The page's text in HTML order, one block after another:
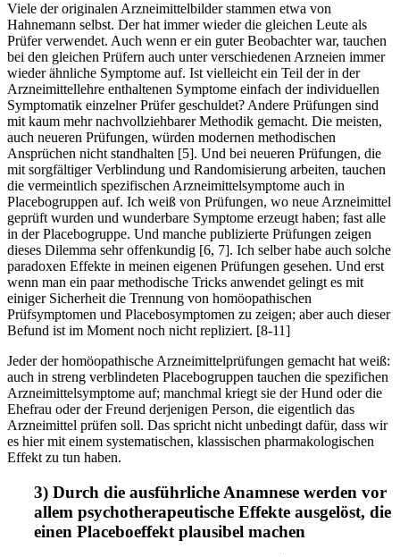
Viele der originalen Arzneimittelbilder stammen etwa von
Hahnemann selbst. Der hat immer wieder die gleichen Leute als
Prüfer verwendet. Auch wenn er ein guter Beobachter war, tauchen
bei den gleichen Prüfern auch unter verschiedenen Arzneien immer
wieder ähnliche Symptome auf. Ist vielleicht ein Teil der in der
Arzneimittellehre enthaltenen Symptome einfach der individuellen
Symptomatik einzelner Prüfer geschuldet? Andere Prüfungen sind
mit kaum mehr nachvollziehbarer Methodik gemacht. Die meisten,
auch neueren Prüfungen, würden modernen methodischen
Ansprüchen nicht standhalten [5]. Und bei neueren Prüfungen, die
mit sorgfältiger Verblindung und Randomisierung arbeiten, tauchen
die vermeintlich spezifischen Arzneimittelsymptome auch in
Placebogruppen auf. Ich weiß von Prüfungen, wo neue Arzneimittel
geprüft wurden und wunderbare Symptome erzeugt haben; fast alle
in der Placebogruppe. Und manche publizierte Prüfungen zeigen
dieses Dilemma sehr offenkundig [6, 7]. Ich selber habe auch solche
paradoxen Effekte in meinen eigenen Prüfungen gesehen. Und erst
wenn man ein paar methodische Tricks anwendet gelingt es mit
einiger Sicherheit die Trennung von homöopathischen
Prüfsymptomen und Placebosymptomen zu zeigen; aber auch dieser
Befund ist im Moment noch nicht repliziert. [8-11]
Jeder der homöopathische Arzneimittelprüfungen gemacht hat weiß:
auch in streng verblindeten Placebogruppen tauchen die spezifichen
Arzneimittelsymptome auf; manchmal kriegt sie der Hund oder die
Ehefrau oder der Freund derjenigen Person, die eigentlich das
Arzneimittel prüfen soll. Das spricht nicht unbedingt dafür, dass wir
es hier mit einem systematischen, klassischen pharmakologischen
Effekt zu tun haben.
3) Durch die ausführliche Anamnese werden vor
allem psychotherapeutische Effekte ausgelöst, die
einen Placeboeffekt plausibel machen